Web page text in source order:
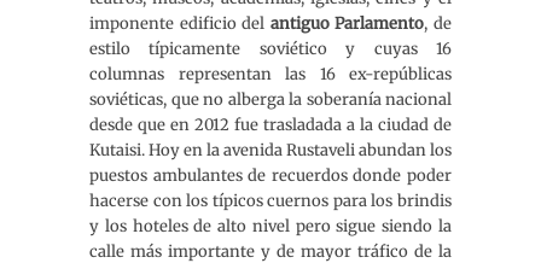
imponente edificio del antiguo Parlamento, de
estilo típicamente soviético y cuyas 16
columnas representan las 16 ex-repúblicas
soviéticas, que no alberga la soberanía nacional
desde que en 2012 fue trasladada a la ciudad de
Kutaisi. Hoy en la avenida Rustaveli abundan los
puestos ambulantes de recuerdos donde poder
hacerse con los típicos cuernos para los brindis
y los hoteles de alto nivel pero sigue siendo la
calle más importante y de mayor tráfico de la